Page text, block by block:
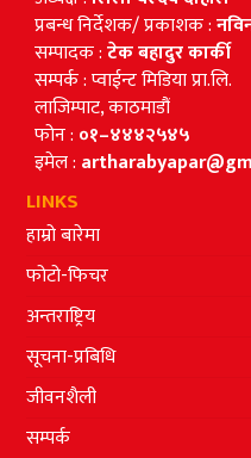
प्रबन्ध निर्देशक/ प्रकाशक :
सम्पादक :टेक बहादुर कार्की
सम्पर्क : प्वाईन्ट मिडिया प्रा.लि.
लाजिम्पाट, काठमाडौं
फोन : ०१–४४४२५४५
इमेल :
LINKS
हाम्रो बारेमा
फोटो-फिचर
अन्तराष्ट्रिय
सूचना-प्रबिधि
जीवनशैली
सम्पर्क